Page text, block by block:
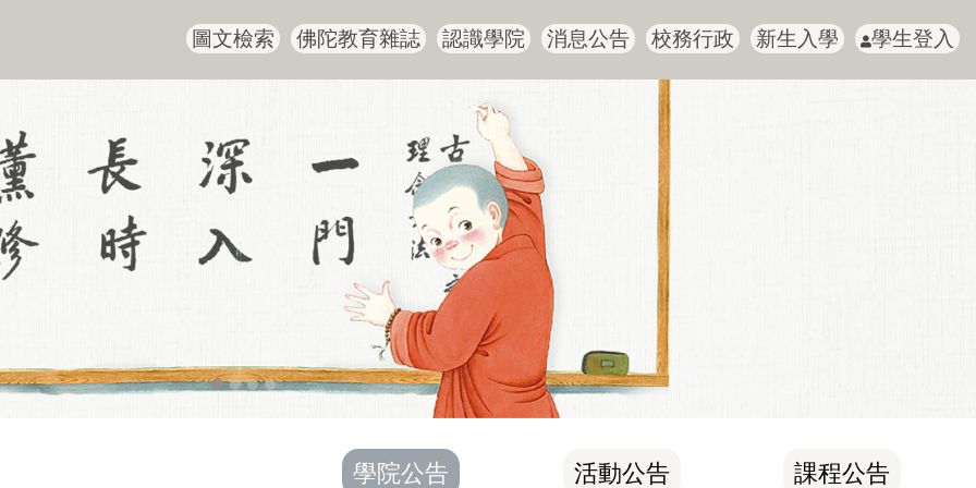
圖文檢索 佛陀教育雜誌 認識學院 消息公告 校務行政 新生入學 學生登入
學院公告 活動公告 課程公告